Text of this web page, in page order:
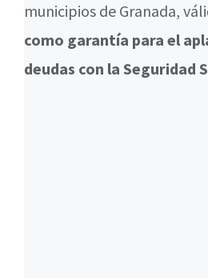
municipios de Granada,
como garantía para el
deudas con la Seguridad